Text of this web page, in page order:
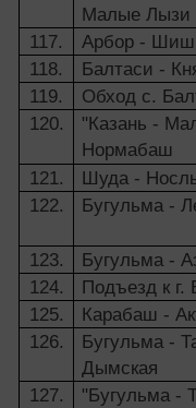
Малые Лызи
117. Арбор -
118.
Балтаси -
119.
Обход с.
120.
"Казань -
Нормабаш
121.
Шуда -
122.
Бугульма -
123.
Бугульма -
124.
Подъезд к г.
125.
Карабаш -
126.
Бугульма -
Дымская
127.
"Бугульма -